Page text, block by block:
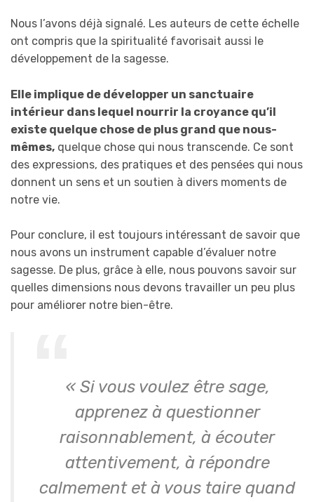
Nous l’avons déjà signalé. Les auteurs de cette échelle
ont compris que la spiritualité favorisait aussi le
développement de la sagesse.
Elle implique de développer un sanctuaire
intérieur dans lequel nourrir la croyance qu’il
existe quelque chose de plus grand que nous-
mêmes, quelque chose qui nous transcende. Ce sont
des expressions, des pratiques et des pensées qui nous
donnent un sens et un soutien à divers moments de
notre vie.
Pour conclure, il est toujours intéressant de savoir que
nous avons un instrument capable d’évaluer notre
sagesse. De plus, grâce à elle, nous pouvons savoir sur
quelles dimensions nous devons travailler un peu plus
pour améliorer notre bien-être.
« Si vous voulez être sage,
apprenez à questionner
raisonnablement, à écouter
attentivement, à répondre
calmement et à vous taire quand